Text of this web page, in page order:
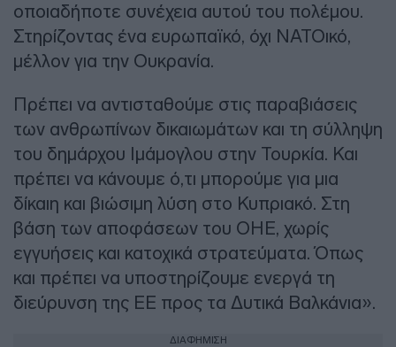
οποιαδήποτε συνέχεια αυτού του πολέμου.
Στηρίζοντας ένα ευρωπαϊκό, όχι ΝΑΤΟικό,
μέλλον για την Ουκρανία.
Πρέπει να αντισταθούμε στις παραβιάσεις
των ανθρωπίνων δικαιωμάτων και τη σύλληψη
του δημάρχου Ιμάμογλου στην Τουρκία. Και
πρέπει να κάνουμε ό,τι μπορούμε για μια
δίκαιη και βιώσιμη λύση στο Κυπριακό. Στη
βάση των αποφάσεων του ΟΗΕ, χωρίς
εγγυήσεις και κατοχικά στρατεύματα. Όπως
και πρέπει να υποστηρίζουμε ενεργά τη
διεύρυνση της ΕΕ προς τα Δυτικά Βαλκάνια».
ΔΙΑΦΗΜΙΣΗ